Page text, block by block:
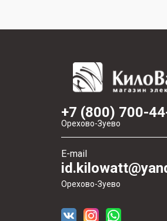
+7 (800) 700-
Орехово-Зуево
E-mail
Орехово-Зуево